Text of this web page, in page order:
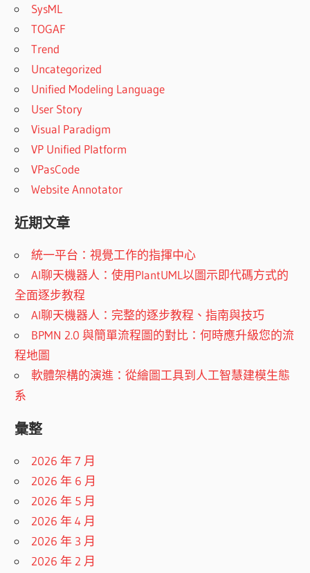
SysML
TOGAF
Trend
Uncategorized
Unified Modeling Language
User Story
Visual Paradigm
VP Unified Platform
VPasCode
Website Annotator
近期文章
統一平台：視覺工作的指揮中心
AI聊天機器人：使用PlantUML以圖示即代碼方式的
全面逐步教程
AI聊天機器人：完整的逐步教程、指南與技巧
BPMN 2.0 與簡單流程圖的對比：何時應升級您的流
程地圖
軟體架構的演進：從繪圖工具到人工智慧建模生態
系
彙整
2026 年 7 月
2026 年 6 月
2026 年 5 月
2026 年 4 月
2026 年 3 月
2026 年 2 月